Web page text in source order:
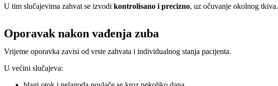
U tim slučajevima zahvat se izvodi kontrolisano i precizno, uz očuvanje okolnog tkiva.
Oporavak nakon vađenja zuba
Vrijeme oporavka zavisi od vrste zahvata i individualnog stanja pacijenta.
U većini slučajeva: